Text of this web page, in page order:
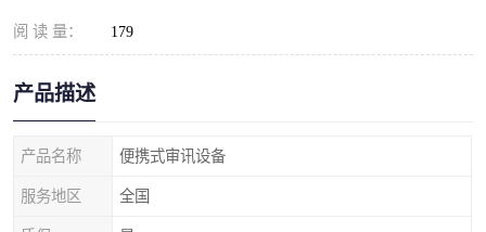
阅 读 量： 179
产品描述
产品名称 便携式审讯设备
服务地区 全国